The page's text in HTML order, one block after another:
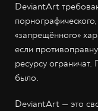
DeviantArt
«запрещённого»
если
ресурсу
было.
DeviantArt — это